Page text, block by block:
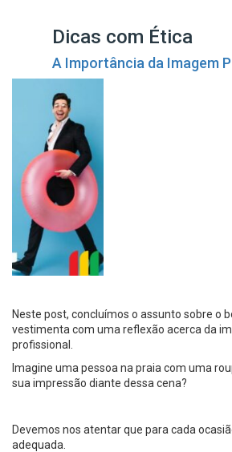
Dicas com Ética
A Importância da Imagem
Neste post, concluímos o assunto sobre o
vestimenta com uma reflexão acerca da
profissional.
Imagine uma pessoa na praia com uma
sua impressão diante dessa cena?
Devemos nos atentar que para cada
adequada.